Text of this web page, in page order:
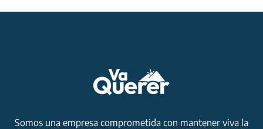
Somos una empresa comprometida con mantener viva la